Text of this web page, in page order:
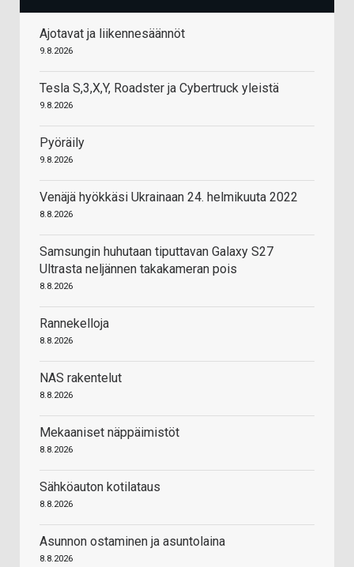
Ajotavat ja liikennesäännöt
9.8.2026
Tesla S,3,X,Y, Roadster ja Cybertruck yleistä
9.8.2026
Pyöräily
9.8.2026
Venäjä hyökkäsi Ukrainaan 24. helmikuuta 2022
8.8.2026
Samsungin huhutaan tiputtavan Galaxy S27
Ultrasta neljännen takakameran pois
8.8.2026
Rannekelloja
8.8.2026
NAS rakentelut
8.8.2026
Mekaaniset näppäimistöt
8.8.2026
Sähköauton kotilataus
8.8.2026
Asunnon ostaminen ja asuntolaina
8.8.2026